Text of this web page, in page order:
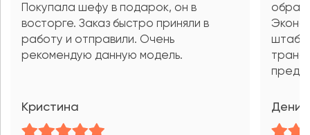
Покупала шефу в подарок, он в
восторге. Заказ быстро приняли в
работу и отправили. Очень
рекомендую данную модель.
Кристина Денис